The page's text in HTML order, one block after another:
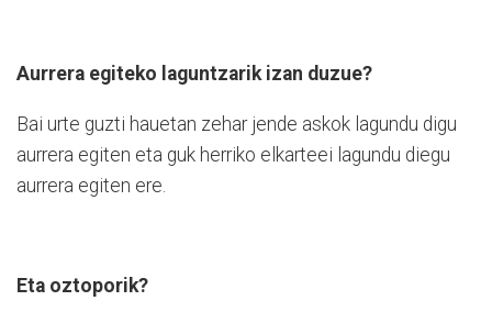
Aurrera egiteko laguntzarik izan duzue?
Bai urte guzti hauetan zehar jende askok lagundu digu
aurrera egiten eta guk herriko elkarteei lagundu diegu
aurrera egiten ere.
Eta oztoporik?